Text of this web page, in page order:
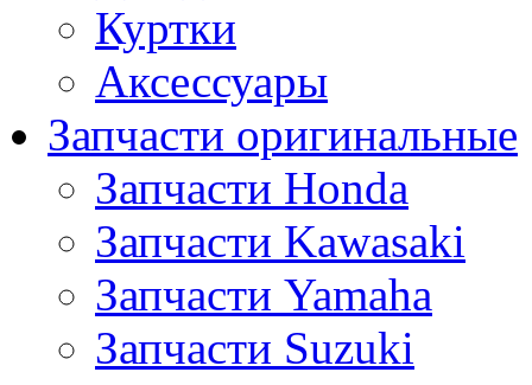
Куртки
Аксессуары
Запчасти оригинальные
Запчасти Honda
Запчасти Kawasaki
Запчасти Yamaha
Запчасти Suzuki